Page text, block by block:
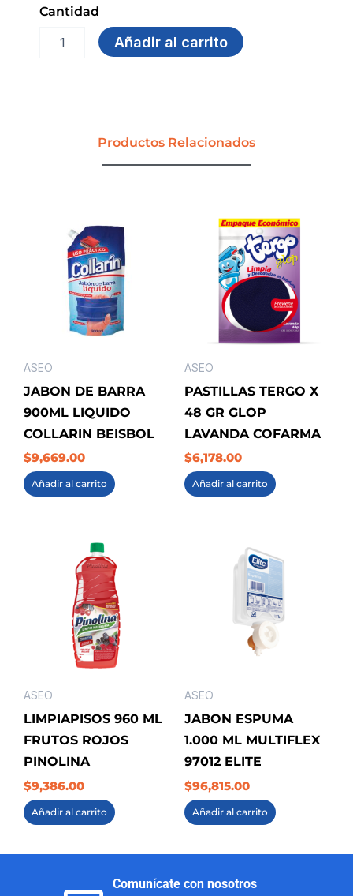
Cantidad
ABRASIVO
Añadir al carrito
Productos Relacionados
ASEO
JABON DE BARRA
900ML LIQUIDO
COLLARIN BEISBOL
$9,669.00
Añadir al carrito
ASEO
PASTILLAS TERGO X
48 GR GLOP
LAVANDA COFARMA
$6,178.00
Añadir al carrito
ASEO
LIMPIAPISOS 960 ML
FRUTOS ROJOS
PINOLINA
$9,386.00
Añadir al carrito
ASEO
JABON ESPUMA
1.000 ML MULTIFLEX
97012 ELITE
$96,815.00
Añadir al carrito
Comunícate con nosotros